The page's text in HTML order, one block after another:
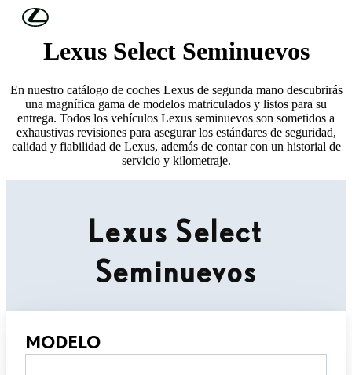
Skip to Main Content
Lexus Select Seminuevos
En nuestro catálogo de coches Lexus de segunda mano descubrirás
una magnífica gama de modelos matriculados y listos para su
entrega. Todos los vehículos Lexus seminuevos son sometidos a
exhaustivas revisiones para asegurar los estándares de seguridad,
calidad y fiabilidad de Lexus, además de contar con un historial de
servicio y kilometraje.
Lexus Select
Seminuevos
MODELO